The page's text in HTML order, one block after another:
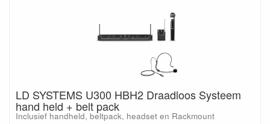
LD SYSTEMS U300 HBH2 Draadloos Systeem
hand held + belt pack
Inclusief handheld, beltpack, headset en Rackmount